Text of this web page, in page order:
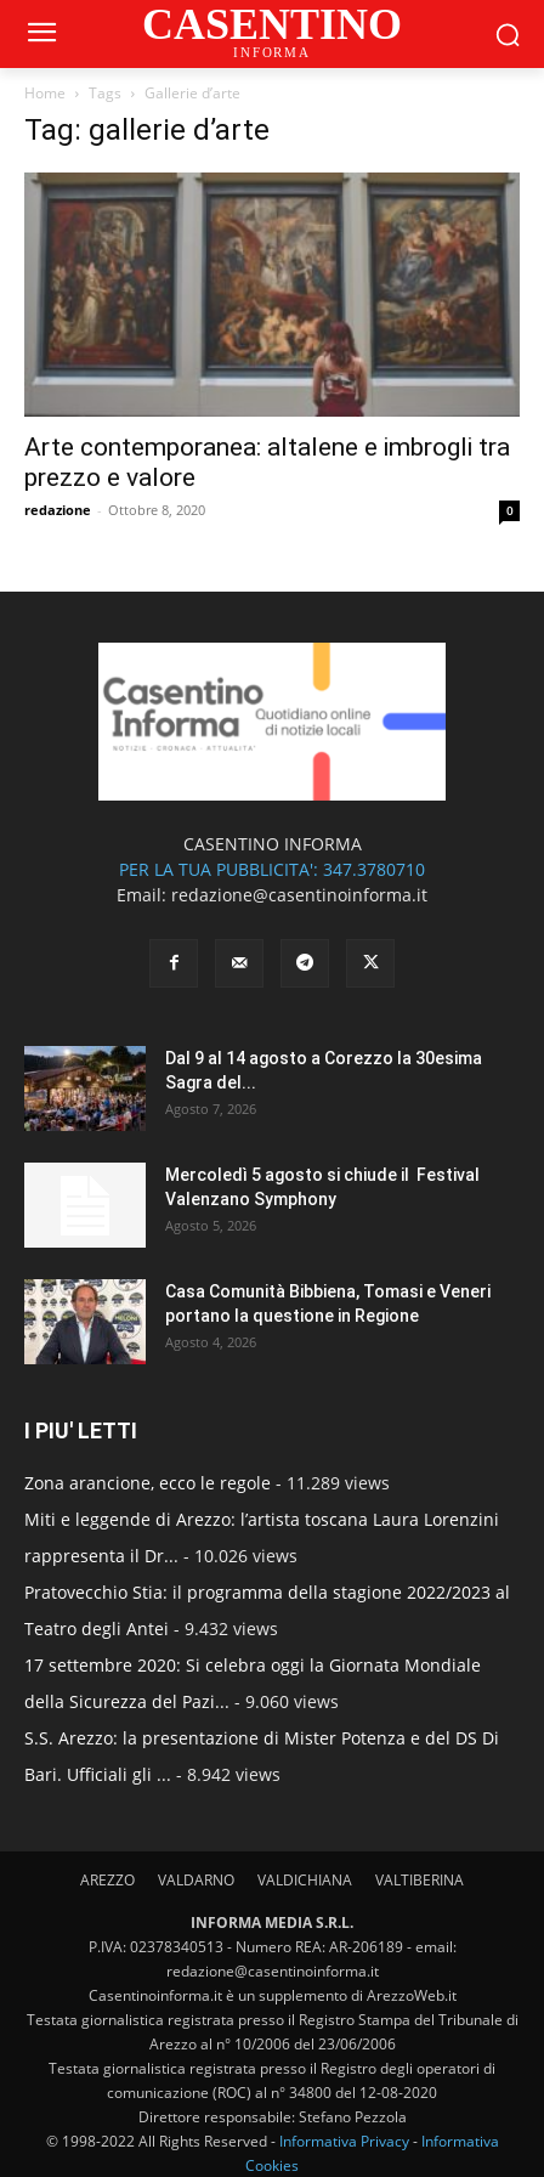
CASENTINO
INFORMA
Home Tags Gallerie d’arte
Tag: gallerie d’arte
Arte contemporanea: altalene e imbrogli tra
prezzo e valore
redazione - Ottobre 8, 2020 0
CASENTINO INFORMA
PER LA TUA PUBBLICITA': 347.3780710
Email: redazione@casentinoinforma.it
Dal 9 al 14 agosto a Corezzo la 30esima
Sagra del...
Agosto 7, 2026
Mercoledì 5 agosto si chiude il Festival
Valenzano Symphony
Agosto 5, 2026
Casa Comunità Bibbiena, Tomasi e Veneri
portano la questione in Regione
Agosto 4, 2026
I PIU' LETTI
Zona arancione, ecco le regole - 11.289 views
Miti e leggende di Arezzo: l’artista toscana Laura Lorenzini
rappresenta il Dr... - 10.026 views
Pratovecchio Stia: il programma della stagione 2022/2023 al
Teatro degli Antei - 9.432 views
17 settembre 2020: Si celebra oggi la Giornata Mondiale
della Sicurezza del Pazi... - 9.060 views
S.S. Arezzo: la presentazione di Mister Potenza e del DS Di
Bari. Ufficiali gli ... - 8.942 views
AREZZO VALDARNO VALDICHIANA VALTIBERINA
INFORMA MEDIA S.R.L.
P.IVA: 02378340513 - Numero REA: AR-206189 - email:
redazione@casentinoinforma.it
Casentinoinforma.it è un supplemento di ArezzoWeb.it
Testata giornalistica registrata presso il Registro Stampa del Tribunale di
Arezzo al n° 10/2006 del 23/06/2006
Testata giornalistica registrata presso il Registro degli operatori di
comunicazione (ROC) al n° 34800 del 12-08-2020
Direttore responsabile: Stefano Pezzola
© 1998-2022 All Rights Reserved - Informativa Privacy- Informativa
Cookies